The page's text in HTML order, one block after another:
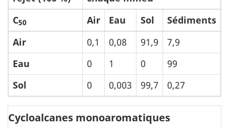
C50 Air Eau Sol
Sédiments
Air
0,1 0,08 91,9
7,9
Eau
0 1 0
99
Sol
0 0,003 99,7 0,27
Cycloalcanes monoaromatiques